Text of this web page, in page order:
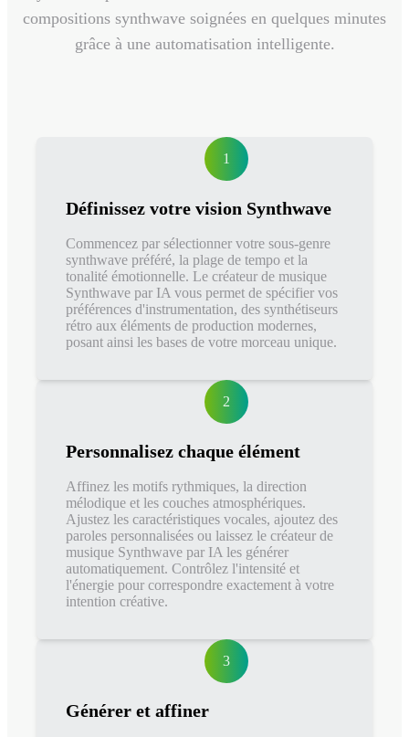
compositions synthwave soignées en quelques minutes
grâce à une automatisation intelligente.
1
Définissez votre vision Synthwave
Commencez par sélectionner votre sous-genre
synthwave préféré, la plage de tempo et la
tonalité émotionnelle. Le créateur de musique
Synthwave par IA vous permet de spécifier vos
préférences d'instrumentation, des synthétiseurs
rétro aux éléments de production modernes,
posant ainsi les bases de votre morceau unique.
2
Personnalisez chaque élément
Affinez les motifs rythmiques, la direction
mélodique et les couches atmosphériques.
Ajustez les caractéristiques vocales, ajoutez des
paroles personnalisées ou laissez le créateur de
musique Synthwave par IA les générer
automatiquement. Contrôlez l'intensité et
l'énergie pour correspondre exactement à votre
intention créative.
3
Générer et affiner